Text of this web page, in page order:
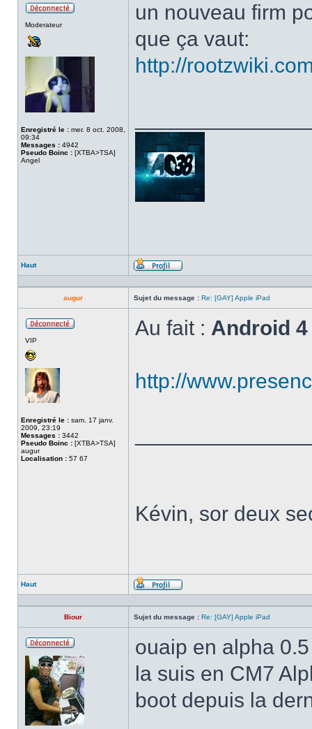
Moderateur
Enregistré le : mer. 8 oct. 2008,
09:34
Messages : 4942
Pseudo Boinc : [XTBA>TSA]
Angel
un nouveau firm
que ça vaut:
http://
Haut
Profil
augur Sujet du message : Re: [GAY] Apple iPad
VIP
Enregistré le : sam. 17 janv.
2009, 23:19
Messages : 3442
Pseudo Boinc : [XTBA>TSA]
augur
Localisation : 57 67
Au fait : Android
http://
Kévin, sor deux
Haut
Profil
Biour Sujet du message : Re: [GAY] Apple iPad
ligne
ouaip en alpha 0.5
la suis en CM7
boot depuis la